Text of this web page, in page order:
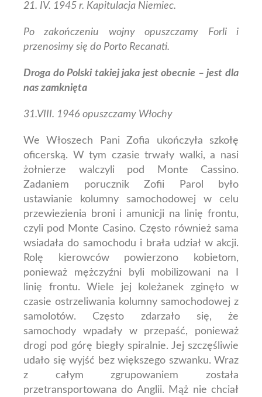
21. IV. 1945 r. Kapitulacja Niemiec.
Po zakończeniu wojny opuszczamy Forli i
przenosimy się do Porto Recanati.
Droga do Polski takiej jaka jest obecnie – jest dla
nas zamknięta
31.VIII. 1946 opuszczamy Włochy
We Włoszech Pani Zofia ukończyła szkołę
oficerską. W tym czasie trwały walki, a nasi
żołnierze walczyli pod Monte Cassino.
Zadaniem porucznik Zofii Parol było
ustawianie kolumny samochodowej w celu
przewiezienia broni i amunicji na linię frontu,
czyli pod Monte Casino. Często również sama
wsiadała do samochodu i brała udział w akcji.
Rolę kierowców powierzono kobietom,
ponieważ mężczyźni byli mobilizowani na I
linię frontu. Wiele jej koleżanek zginęło w
czasie ostrzeliwania kolumny samochodowej z
samolotów. Często zdarzało się, że
samochody wpadały w przepaść, ponieważ
drogi pod górę biegły spiralnie. Jej szczęśliwie
udało się wyjść bez większego szwanku. Wraz
z całym zgrupowaniem została
przetransportowana do Anglii. Mąż nie chciał